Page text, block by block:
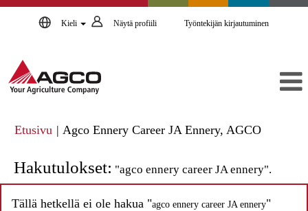
Kieli Näytä profiili Työntekijän kirjautuminen
Etusivu | Agco Ennery Career JA Ennery, AGCO
Hakutulokset: "agco ennery career JA ennery".
Tällä hetkellä ei ole hakua "agco ennery career JA ennery"